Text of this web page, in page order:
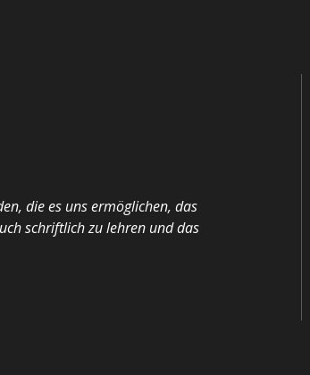
die es uns ermöglichen, das
schriftlich zu lehren und das